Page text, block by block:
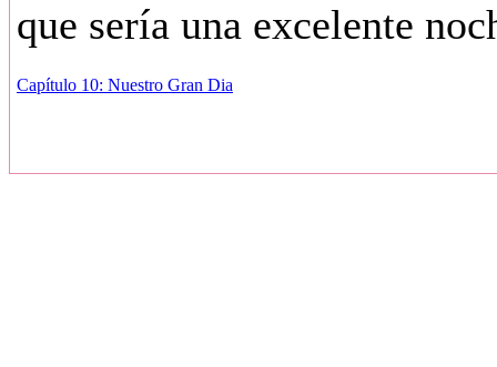
que sería una excelente
Capítulo 10: Nuestro Gran Dia